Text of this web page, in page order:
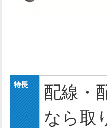
特長
配線・
なら取